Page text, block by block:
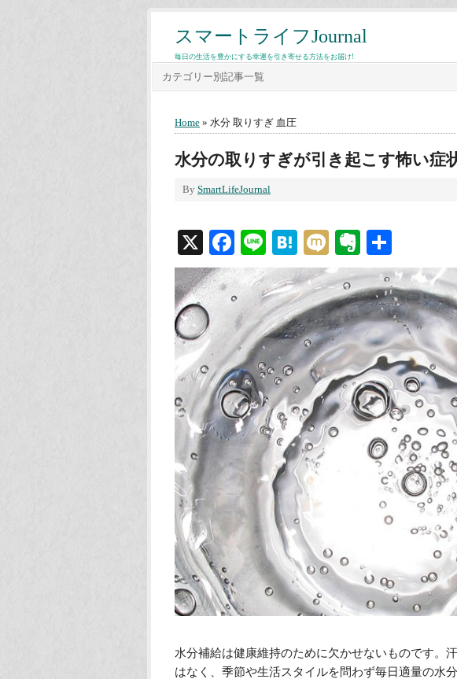
スマートライフJournal
毎日の生活を豊かにする幸運を引き寄せる方法をお届け!
カテゴリー別記事一覧
Home » 水分 取りすぎ 血圧
水分の取りすぎが引き起こす怖い症
By SmartLifeJournal
X Facebook
LineHatenaMixiEvernote
有
水分補給は健康維持のために欠かせないものです。
はなく、季節や生活スタイルを問わず毎日適量の水